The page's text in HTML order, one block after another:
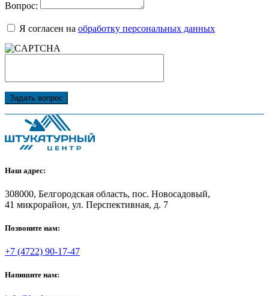
Вопрос:
Я согласен на обработку персональных данных
Задать вопрос
Наш адрес:
308000, Белгородская область, пос. Новосадовый,
41 микрорайон, ул. Перспективная, д. 7
Позвоните нам:
+7 (4722) 90-17-47
Напишите нам: